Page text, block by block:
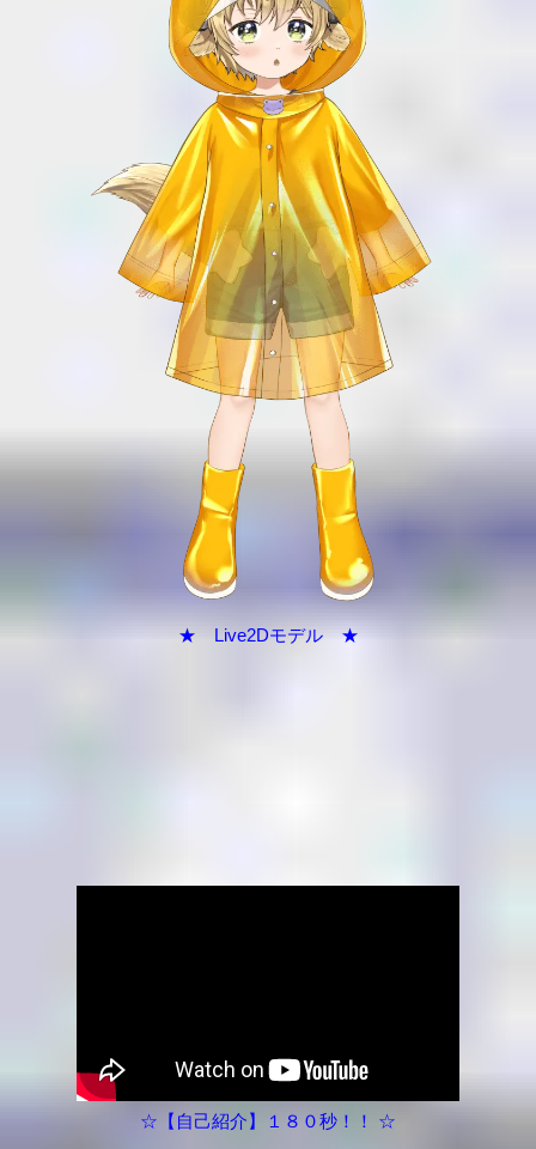
★ Live2Dモデル ★
☆【自己紹介】１８０秒！！ ☆